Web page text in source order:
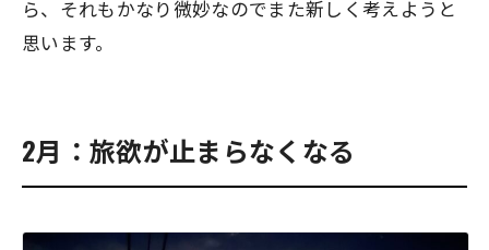
ら、それもかなり微妙なのでまた新しく考えようと
思います。
2月：旅欲が止まらなくなる